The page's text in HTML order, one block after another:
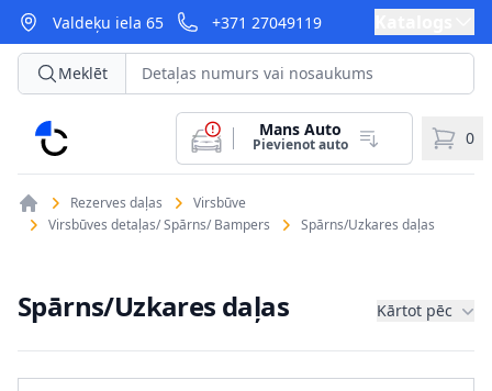
Valdeķu iela 65 +371 27049119
CarParts
Meklēt
Mans Auto
Pievienot auto 0
Rezerves daļas
Virsbūve
Virsbūves detaļas/ Spārns/ Bampers
Spārns/Uzkares daļas
Spārns/Uzkares daļas Kārtot pēc